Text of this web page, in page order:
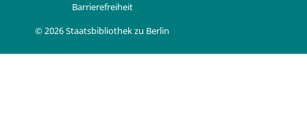
Barrierefreiheit
© 2026 Staatsbibliothek zu Berlin